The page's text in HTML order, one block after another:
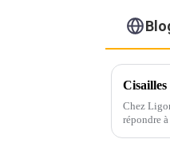
Chez
répondre